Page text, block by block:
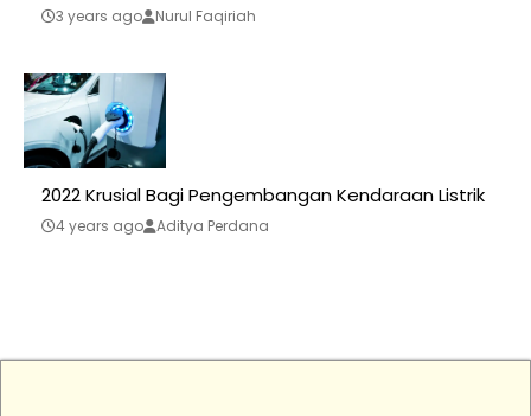
3 years ago Nurul Faqiriah
2022 Krusial Bagi Pengembangan Kendaraan Listrik
4 years ago Aditya Perdana